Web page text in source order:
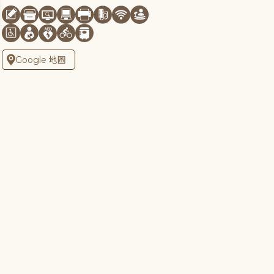
Google 地圖